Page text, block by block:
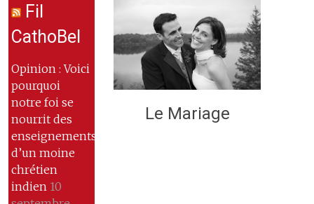
Fil
CathoBel
Opinion : Voici
pourquoi
notre foi se
nourrit des
enseignements
d’un moine
chrétien
indien 10
Le Mariage